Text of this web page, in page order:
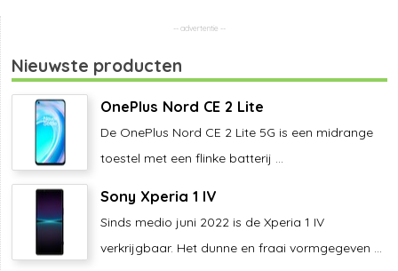
Nieuwste producten
OnePlus Nord CE 2 Lite
De OnePlus Nord CE 2 Lite 5G is een midrange
toestel met een flinke batterij ...
Sony Xperia 1 IV
Sinds medio juni 2022 is de Xperia 1 IV
verkrijgbaar. Het dunne en fraai vormgegeven ...